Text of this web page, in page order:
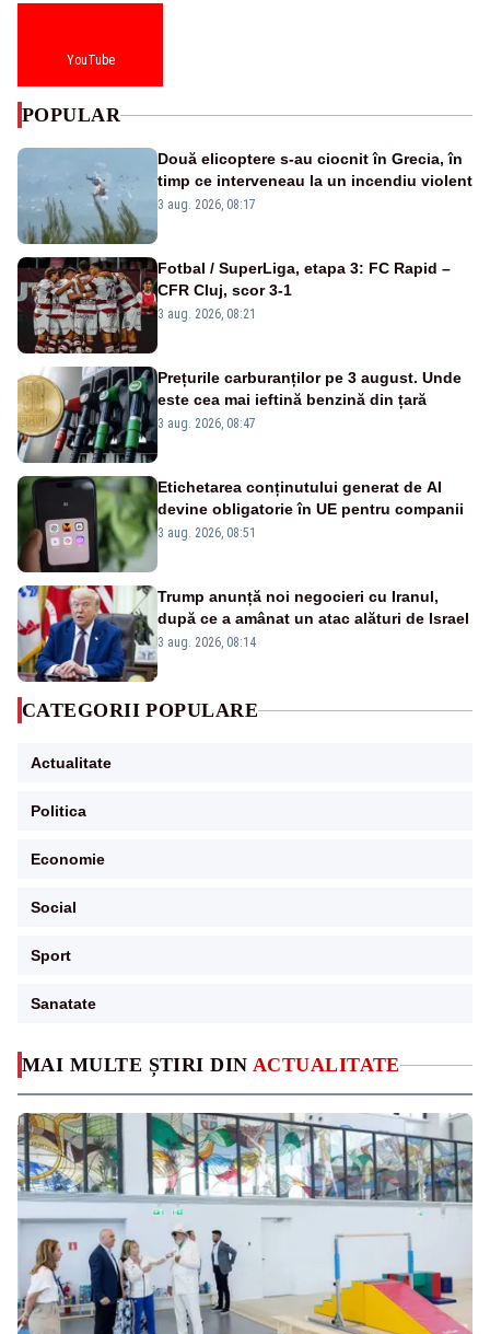
MAI MULTE ȘTIRI DIN ACTUALITATE
YouTube
POPULAR
Două elicoptere s-au ciocnit în Grecia, în
timp ce interveneau la un incendiu violent
3 aug. 2026, 08:17
Fotbal / SuperLiga, etapa 3: FC Rapid –
CFR Cluj, scor 3-1
3 aug. 2026, 08:21
Prețurile carburanților pe 3 august. Unde
este cea mai ieftină benzină din țară
3 aug. 2026, 08:47
Etichetarea conținutului generat de AI
devine obligatorie în UE pentru companii
3 aug. 2026, 08:51
Trump anunță noi negocieri cu Iranul,
după ce a amânat un atac alături de Israel
3 aug. 2026, 08:14
CATEGORII POPULARE
Actualitate
Politica
Economie
Social
Sport
Sanatate